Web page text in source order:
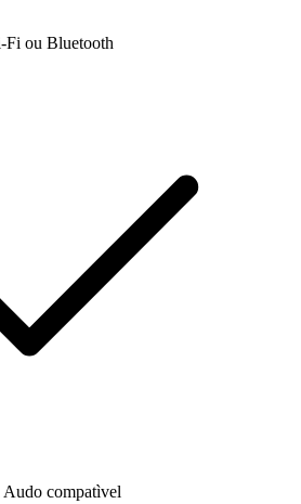
Fi ou Bluetooth
compatìvel